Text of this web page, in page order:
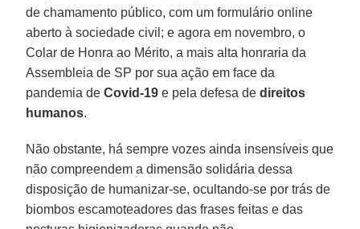
de chamamento público, com um formulário online
aberto à sociedade civil; e agora em novembro, o
Colar de Honra ao Mérito, a mais alta honraria da
Assembleia de SP por sua ação em face da
pandemia deCovid-19 e pela defesa dedireitos
humanos.
Não obstante, há sempre vozes ainda insensíveis que
não compreendem a dimensão solidária dessa
disposição de humanizar-se, ocultando-se por trás de
biombos escamoteadores das frases feitas e das